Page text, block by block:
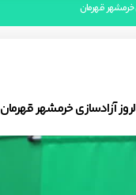
خرمشهر قهرمان
آزادسازی خرمشهر قهرمان